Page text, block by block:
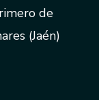
de
(Jaén)